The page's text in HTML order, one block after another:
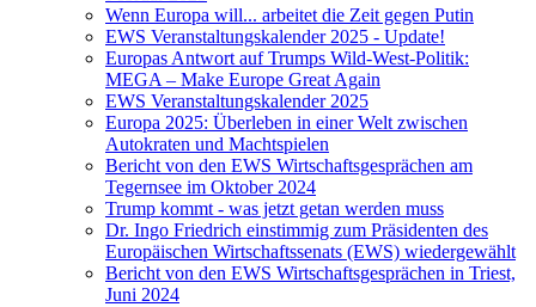
Wenn Europa will... arbeitet die Zeit gegen Putin
EWS Veranstaltungskalender 2025 - Update!
Europas Antwort auf Trumps Wild-West-Politik:
MEGA – Make Europe Great Again
EWS Veranstaltungskalender 2025
Europa 2025: Überleben in einer Welt zwischen
Autokraten und Machtspielen
Bericht von den EWS Wirtschaftsgesprächen am
Tegernsee im Oktober 2024
Trump kommt - was jetzt getan werden muss
Dr. Ingo Friedrich einstimmig zum Präsidenten des
Europäischen Wirtschaftssenats (EWS) wiedergewählt
Bericht von den EWS Wirtschaftsgesprächen in Triest,
Juni 2024